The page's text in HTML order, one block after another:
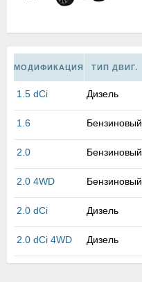
МОДИФИКАЦИЯ ТИП ДВИГ.
1.5 dCi Дизель
1.6 Бензиновый
2.0 Бензиновый
2.0 4WD Бензиновый
2.0 dCi Дизель
2.0 dCi 4WD Дизель